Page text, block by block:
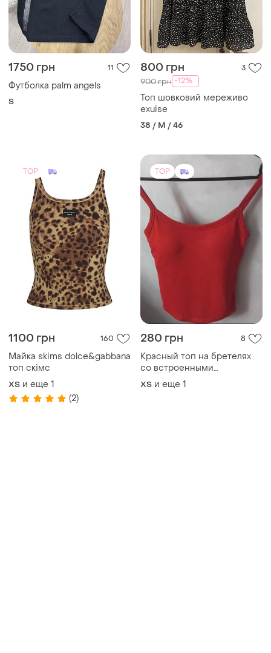
1750 грн 11
Футболка palm angels
S
800 грн 3
900 грн -12%
Топ шовковий мереживо
exuise
38 / M / 46
TOP
1100 грн 160
Майка skims dolce&gabbana
топ скімс
ХS и еще 1
(2)
TOP
280 грн 8
Красный топ на бретелях
со встроенными
чашечками❤️❤️
ХS и еще 1